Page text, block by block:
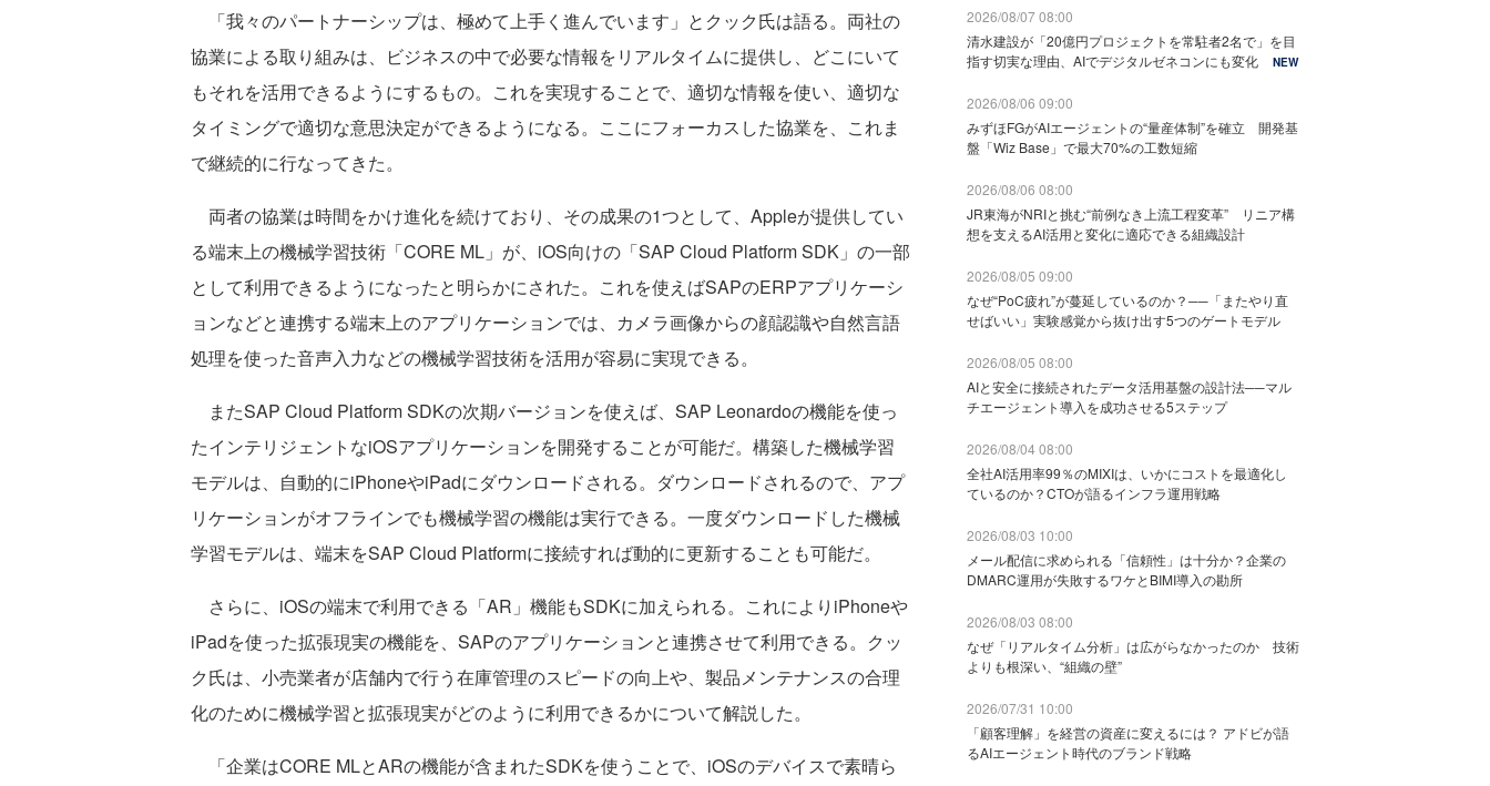
「我々のパートナーシップは、極めて上手く進んでいます」とクック氏は語る。両社の
協業による取り組みは、ビジネスの中で必要な情報をリアルタイムに提供し、どこにいて
もそれを活用できるようにするもの。これを実現することで、適切な情報を使い、適切な
タイミングで適切な意思決定ができるようになる。ここにフォーカスした協業を、これま
で継続的に行なってきた。
両者の協業は時間をかけ進化を続けており、その成果の1つとして、Appleが提供してい
る端末上の機械学習技術「CORE ML」が、iOS向けの「SAP Cloud Platform SDK」の一部
として利用できるようになったと明らかにされた。これを使えばSAPのERPアプリケーシ
ョンなどと連携する端末上のアプリケーションでは、カメラ画像からの顔認識や自然言語
処理を使った音声入力などの機械学習技術を活用が容易に実現できる。
またSAP Cloud Platform SDKの次期バージョンを使えば、SAP Leonardoの機能を使っ
たインテリジェントなiOSアプリケーションを開発することが可能だ。構築した機械学習
モデルは、自動的にiPhoneやiPadにダウンロードされる。ダウンロードされるので、アプ
リケーションがオフラインでも機械学習の機能は実行できる。一度ダウンロードした機械
学習モデルは、端末をSAP Cloud Platformに接続すれば動的に更新することも可能だ。
さらに、iOSの端末で利用できる「AR」機能もSDKに加えられる。これによりiPhoneや
iPadを使った拡張現実の機能を、SAPのアプリケーションと連携させて利用できる。クッ
ク氏は、小売業者が店舗内で行う在庫管理のスピードの向上や、製品メンテナンスの合理
化のために機械学習と拡張現実がどのように利用できるかについて解説した。
「企業はCORE MLとARの機能が含まれたSDKを使うことで、iOSのデバイスで素晴ら
2026/08/07 08:00
清水建設が「20億円プロジェクトを常駐者2名で」を目
指す切実な理由、AIでデジタルゼネコンにも変化
NEW
2026/08/06 09:00
みずほFGがAIエージェントの“量産体制”を確立 開発基
盤「Wiz Base」で最大70%の工数短縮
2026/08/06 08:00
JR東海がNRIと挑む“前例なき上流工程変革” リニア構
想を支えるAI活用と変化に適応できる組織設計
2026/08/05 09:00
なぜ“PoC疲れ”が蔓延しているのか？──「またやり直
せばいい」実験感覚から抜け出す5つのゲートモデル
2026/08/05 08:00
AIと安全に接続されたデータ活用基盤の設計法──マル
チエージェント導入を成功させる5ステップ
2026/08/04 08:00
全社AI活用率99％のMIXIは、いかにコストを最適化し
ているのか？CTOが語るインフラ運用戦略
2026/08/03 10:00
メール配信に求められる「信頼性」は十分か？企業の
DMARC運用が失敗するワケとBIMI導入の勘所
2026/08/03 08:00
なぜ「リアルタイム分析」は広がらなかったのか 技術
よりも根深い、“組織の壁”
2026/07/31 10:00
「顧客理解」を経営の資産に変えるには？ アドビが語
るAIエージェント時代のブランド戦略